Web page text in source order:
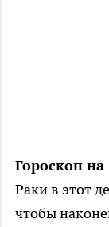
Гороскоп
Раки в этот
чтобы